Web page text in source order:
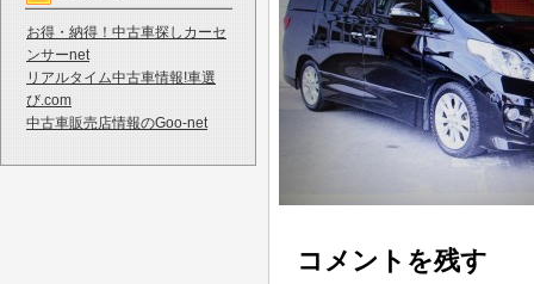
お得・納得！中古車探しカーセ
ンサーnet
リアルタイム中古車情報!車選
び.com
中古車販売店情報のGoo-net
コメントを残す